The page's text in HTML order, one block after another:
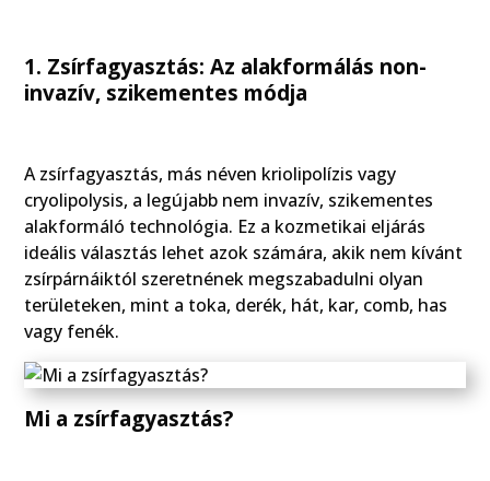
1. Zsírfagyasztás: Az alakformálás non-
invazív, szikementes módja
A zsírfagyasztás, más néven kriolipolízis vagy
cryolipolysis, a legújabb nem invazív, szikementes
alakformáló technológia. Ez a kozmetikai eljárás
ideális választás lehet azok számára, akik nem kívánt
zsírpárnáiktól szeretnének megszabadulni olyan
területeken, mint a toka, derék, hát, kar, comb, has
vagy fenék.
Mi a zsírfagyasztás?